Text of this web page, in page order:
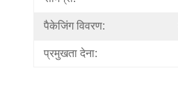
पैकेजिंग विवरण:
प्रमुखता देना: